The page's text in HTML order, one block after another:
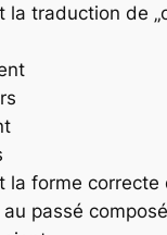
la traduction de
la forme correcte
au passé